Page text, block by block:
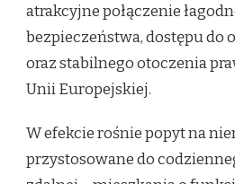
atrakcyjne połączenie
bezpieczeństwa, dostępu do
oraz stabilnego otoczenia
Unii Europejskiej.
W efekcie rośnie popyt na
przystosowane do